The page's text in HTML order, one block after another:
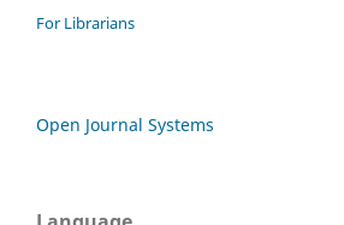
For Librarians
Open Journal Systems